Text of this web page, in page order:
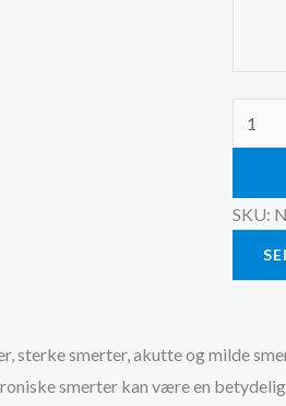
kjøp
60
SKU:
sterke smerter, akutte og milde
smerter kan være en